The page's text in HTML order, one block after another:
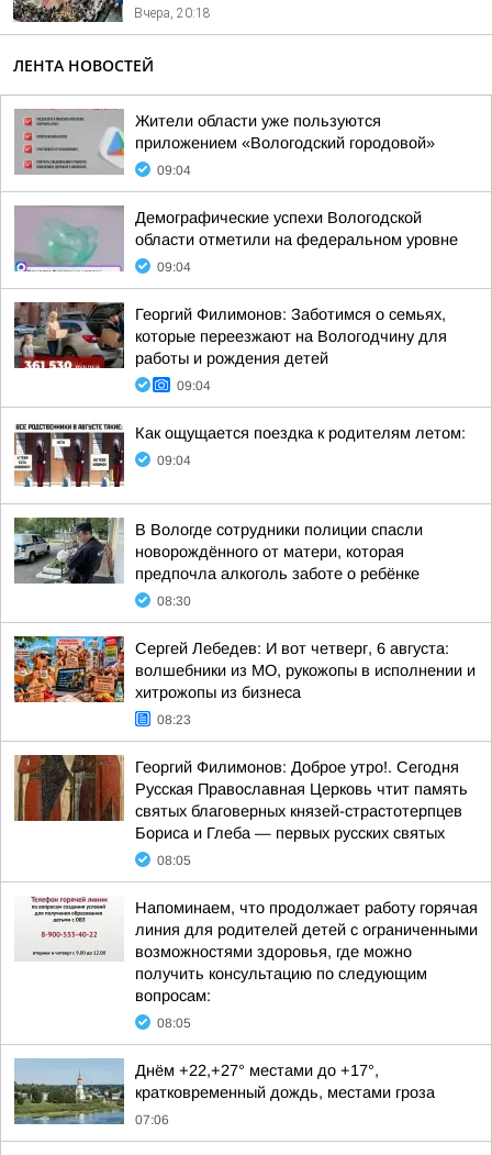
Вчера, 20:18
ЛЕНТА НОВОСТЕЙ
Жители области уже пользуются
приложением «Вологодский городовой»
09:04
Демографические успехи Вологодской
области отметили на федеральном уровне
09:04
Георгий Филимонов: Заботимся о семьях,
которые переезжают на Вологодчину для
работы и рождения детей
09:04
Как ощущается поездка к родителям летом:
09:04
В Вологде сотрудники полиции спасли
новорождённого от матери, которая
предпочла алкоголь заботе о ребёнке
08:30
Сергей Лебедев: И вот четверг, 6 августа:
волшебники из МО, рукожопы в исполнении и
хитрожопы из бизнеса
08:23
Георгий Филимонов: Доброе утро!. Сегодня
Русская Православная Церковь чтит память
святых благоверных князей-страстотерпцев
Бориса и Глеба — первых русских святых
08:05
Напоминаем, что продолжает работу горячая
линия для родителей детей с ограниченными
возможностями здоровья, где можно
получить консультацию по следующим
вопросам:
08:05
Днём +22,+27° местами до +17°,
кратковременный дождь, местами гроза
07:06